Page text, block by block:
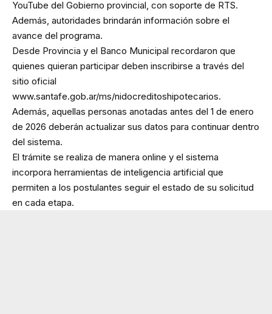
YouTube del Gobierno provincial, con soporte de RTS.
Además, autoridades brindarán información sobre el
avance del programa.
Desde Provincia y el Banco Municipal recordaron que
quienes quieran participar deben inscribirse a través del
sitio oficial
www.santafe.gob.ar/ms/nidocreditoshipotecarios.
Además, aquellas personas anotadas antes del 1 de enero
de 2026 deberán actualizar sus datos para continuar dentro
del sistema.
El trámite se realiza de manera online y el sistema
incorpora herramientas de inteligencia artificial que
permiten a los postulantes seguir el estado de su solicitud
en cada etapa.